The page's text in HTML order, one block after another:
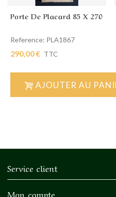
Porte De Placard 85 X 270
Reference: PLA1867
290,00 € TTC
AJOUTER AU
Service client
Mon compte